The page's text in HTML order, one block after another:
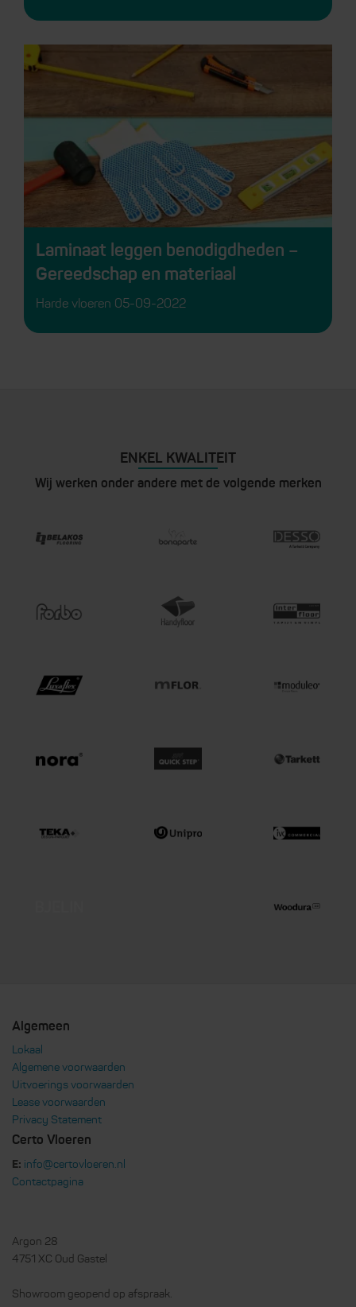
Laminaat leggen benodigdheden –
Gereedschap en materiaal
Harde vloeren 05-09-2022
ENKEL KWALITEIT
Wij werken onder andere met de volgende merken
Algemeen
Lokaal
Algemene voorwaarden
Uitvoerings voorwaarden
Lease voorwaarden
Privacy Statement
Certo Vloeren
E: info@certovloeren.nl
Contactpagina
Argon 28
4751 XC Oud Gastel
Showroom geopend op afspraak.